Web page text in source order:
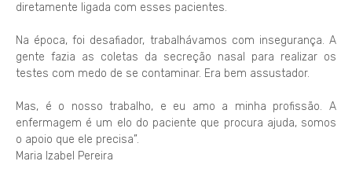
diretamente ligada com esses pacientes.
Na época, foi desafiador, trabalhávamos com insegurança. A
gente fazia as coletas da secreção nasal para realizar os
testes com medo de se contaminar. Era bem assustador.
Mas, é o nosso trabalho, e eu amo a minha profissão. A
enfermagem é um elo do paciente que procura ajuda, somos
o apoio que ele precisa”.
Maria Izabel Pereira